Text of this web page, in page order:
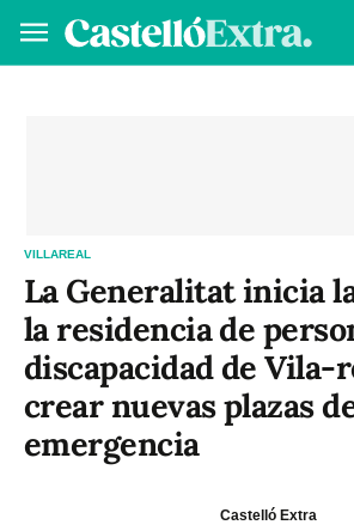
VILLAREAL
La Generalitat inicia
la residencia de
discapacidad de Vila-
crear nuevas plazas
emergencia
Castelló Extra